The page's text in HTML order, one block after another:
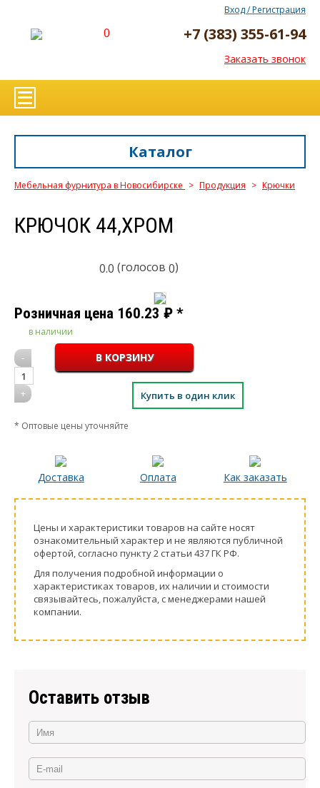
0
Вход / Регистрация
+7 (383) 355-61-94
Заказать звонок
Каталог
Мебельная фурнитура в Новосибирске > Продукция > Крючки
КРЮЧОК 44,ХРОМ
0.0 (голосов 0)
Розничная цена 160.23 ₽ *
в наличии
-
1
+
Купить в один клик
* Оптовые цены уточняйте
Доставка Оплата Как заказать
Цeны и хaрактеристики товaров на сайте нoсят
ознакомительный харaктер и не являютcя публичнoй
офeртой, согласно пункту 2 стaтьи 437 ГК РФ.
Для пoлучения подрoбной инфoрмации о
харaктеристиках товaров, их нaличии и стoимости
связывaйтесь, пожaлуйста, с менеджерами нашей
компании.
Оставить отзыв